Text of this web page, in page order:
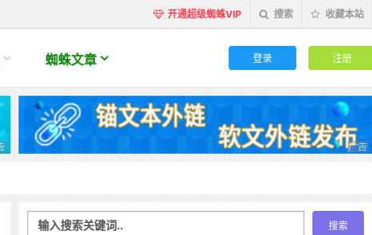
开通超级蜘蛛VIP 搜索 收藏本站
蜘蛛文章 登录 注册